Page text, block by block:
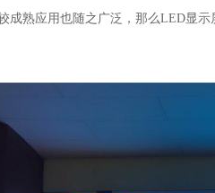
成熟应用也随之广泛，那么LED显示